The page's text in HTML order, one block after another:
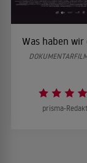
Was haben wir
prisma-